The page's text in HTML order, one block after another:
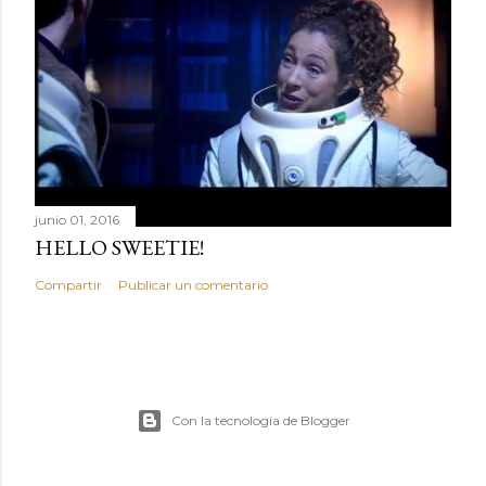
junio 01, 2016
HELLO SWEETIE!
Compartir Publicar un comentario
Con la tecnología de Blogger